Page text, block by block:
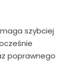
szybciej
poprawnego